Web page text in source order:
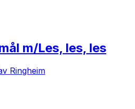
m/Les, les, les
Ringheim